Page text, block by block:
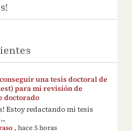
una tesis doctoral de
para mi revisión de
doctorado
Estoy redactando mi tesis
,hace 5 horas